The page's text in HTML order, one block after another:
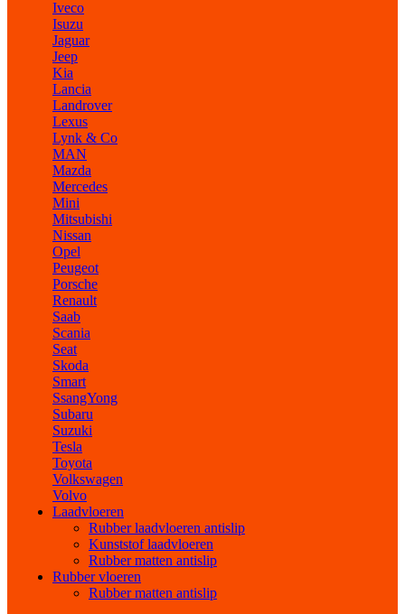
Iveco
Isuzu
Jaguar
Jeep
Kia
Lancia
Landrover
Lexus
Lynk & Co
MAN
Mazda
Mercedes
Mini
Mitsubishi
Nissan
Opel
Peugeot
Porsche
Renault
Saab
Scania
Seat
Skoda
Smart
SsangYong
Subaru
Suzuki
Tesla
Toyota
Volkswagen
Volvo
Laadvloeren
Rubber laadvloeren antislip
Kunststof laadvloeren
Rubber matten antislip
Rubber vloeren
Rubber matten antislip